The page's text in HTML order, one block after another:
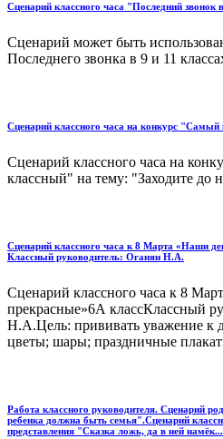
Сценарий классного часа "Последний звонок
Сценарий может быть
Последнего звонка в 9 и 11
Сценарий классного часа на конкурс
Сценарий классного часа на
классный" на тему: "Заходите до
Сценарий классного часа к 8 Марта «Наши
Классный руководитель: Оганян Н.А.
Сценарий классного часа к 8
прекрасные»6А классКлассный
Н.А.Цель: прививать уважение к
цветы; шары; праздничные
Работа классного руководителя. Сценарий
ребенка должна быть семья".Сценарий
представления "Сказка ложь, да в ней